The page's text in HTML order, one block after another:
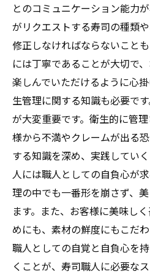
とのコミュニケーション能力
がリクエストする寿司の種類
修正しなければならないこと
には丁寧であることが大切で
楽しんでいただけるように心
生管理に関する知識も必要で
が大変重要です。衛生的に管
様から不満やクレームが出る
する知識を深め、実践してい
人には職人としての自負心が
理の中でも一番形を崩さず、
ます。また、お客様に美味し
めにも、素材の鮮度にもこだ
職人としての自覚と自負心を
くことが、寿司職人に必要なス